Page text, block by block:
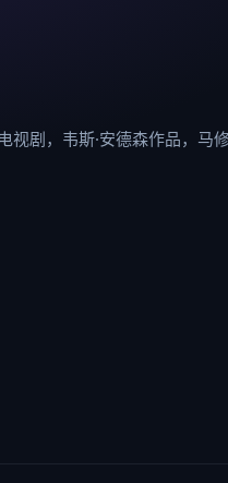
剧，韦斯·安德森作品，马修